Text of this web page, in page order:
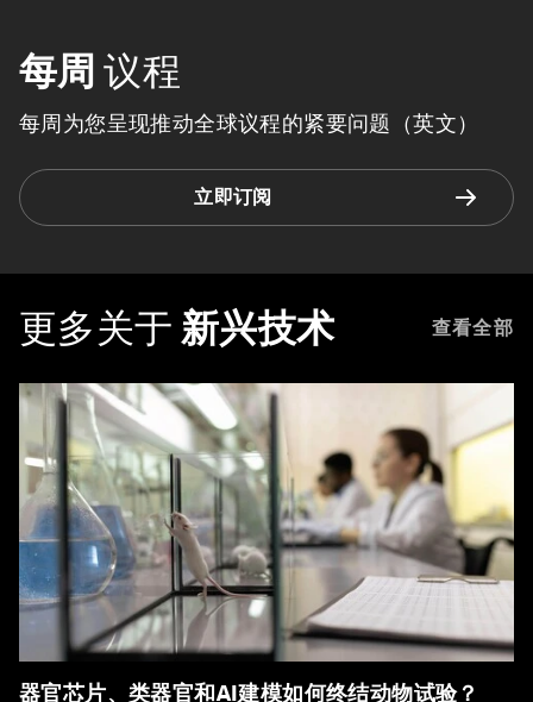
每周 议程
每周为您呈现推动全球议程的紧要问题（英文）
立即订阅
更多关于 新兴技术 查看全部
器官芯片、类器官和AI建模如何终结动物试验？